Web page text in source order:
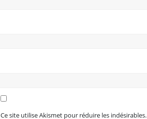
Ce site utilise Akismet pour réduire les indésirables.